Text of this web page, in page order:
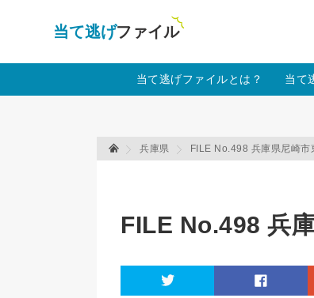
: Undefined array key "amp"
当て逃げファイルとは？ 当て
当て逃げファイル 当て逃げファイル
兵庫県 FILE No.498 兵庫県尼崎
FILE No.498 兵
twitter